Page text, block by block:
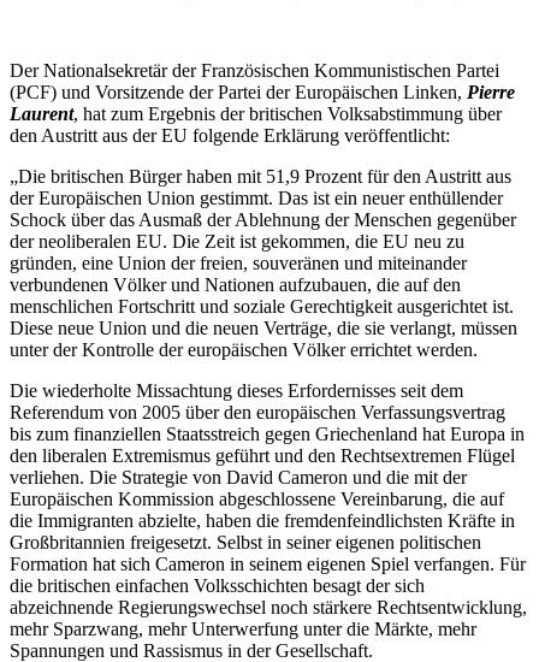
Der Nationalsekretär der Französischen Kommunistischen Partei
(PCF) und Vorsitzende der Partei der Europäischen Linken, Pierre
Laurent, hat zum Ergebnis der britischen Volksabstimmung über
den Austritt aus der EU folgende Erklärung veröffentlicht:
„Die britischen Bürger haben mit 51,9 Prozent für den Austritt aus
der Europäischen Union gestimmt. Das ist ein neuer enthüllender
Schock über das Ausmaß der Ablehnung der Menschen gegenüber
der neoliberalen EU. Die Zeit ist gekommen, die EU neu zu
gründen, eine Union der freien, souveränen und miteinander
verbundenen Völker und Nationen aufzubauen, die auf den
menschlichen Fortschritt und soziale Gerechtigkeit ausgerichtet ist.
Diese neue Union und die neuen Verträge, die sie verlangt, müssen
unter der Kontrolle der europäischen Völker errichtet werden.
Die wiederholte Missachtung dieses Erfordernisses seit dem
Referendum von 2005 über den europäischen Verfassungsvertrag
bis zum finanziellen Staatsstreich gegen Griechenland hat Europa in
den liberalen Extremismus geführt und den Rechtsextremen Flügel
verliehen. Die Strategie von David Cameron und die mit der
Europäischen Kommission abgeschlossene Vereinbarung, die auf
die Immigranten abzielte, haben die fremdenfeindlichsten Kräfte in
Großbritannien freigesetzt. Selbst in seiner eigenen politischen
Formation hat sich Cameron in seinem eigenen Spiel verfangen. Für
die britischen einfachen Volksschichten besagt der sich
abzeichnende Regierungswechsel noch stärkere Rechtsentwicklung,
mehr Sparzwang, mehr Unterwerfung unter die Märkte, mehr
Spannungen und Rassismus in der Gesellschaft.